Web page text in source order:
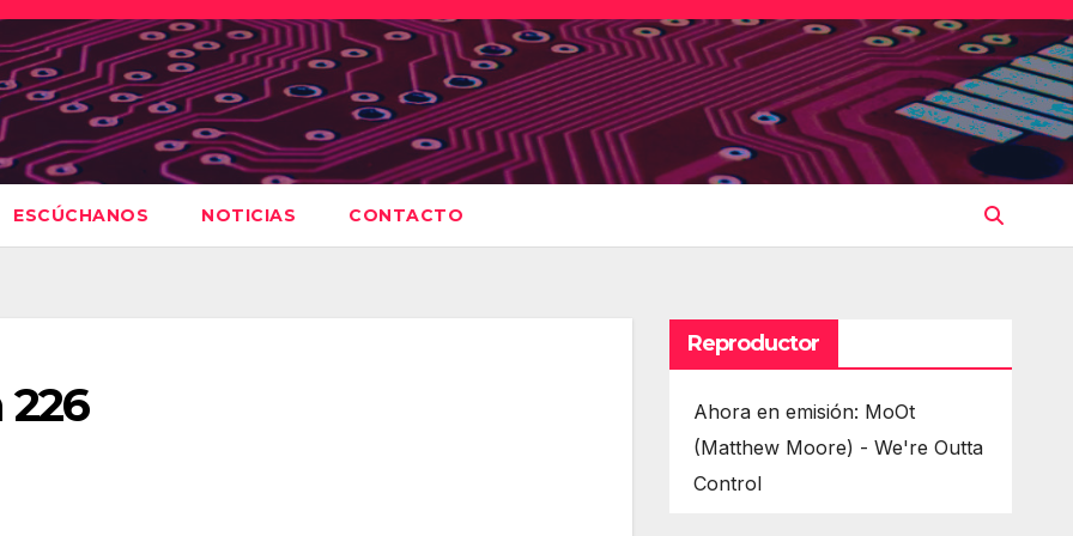
ESCÚCHANOS NOTICIAS CONTACTO
Reproductor
Ahora en emisión: MoOt
(Matthew Moore) - We're Outta
Control